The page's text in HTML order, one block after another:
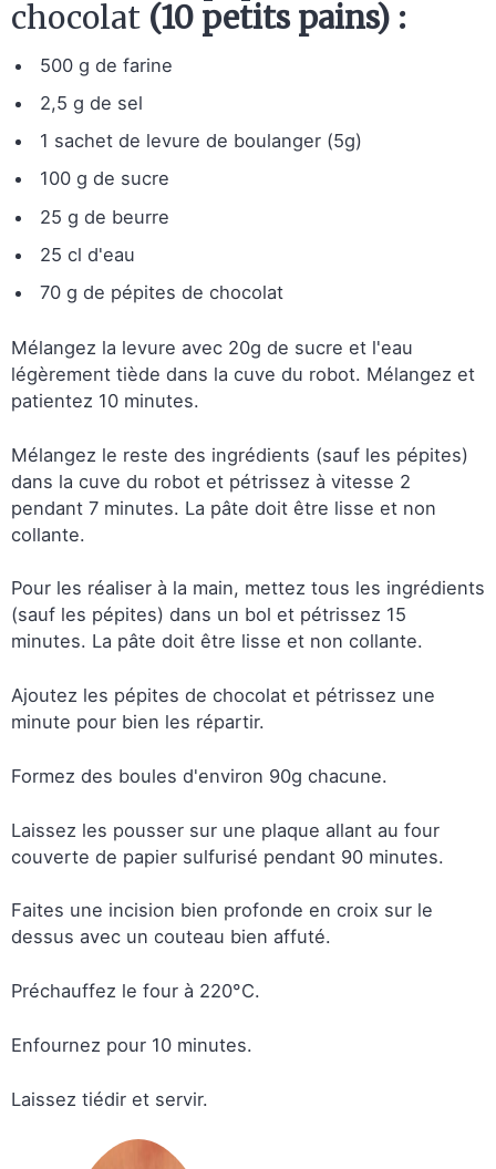
chocolat (10 petits pains) :
500 g de farine
2,5 g de sel
1 sachet de levure de boulanger (5g)
100 g de sucre
25 g de beurre
25 cl d'eau
70 g de pépites de chocolat
Mélangez la levure avec 20g de sucre et l'eau
légèrement tiède dans la cuve du robot. Mélangez et
patientez 10 minutes.
Mélangez le reste des ingrédients (sauf les pépites)
dans la cuve du robot et pétrissez à vitesse 2
pendant 7 minutes. La pâte doit être lisse et non
collante.
Pour les réaliser à la main, mettez tous les ingrédients
(sauf les pépites) dans un bol et pétrissez 15
minutes. La pâte doit être lisse et non collante.
Ajoutez les pépites de chocolat et pétrissez une
minute pour bien les répartir.
Formez des boules d'environ 90g chacune.
Laissez les pousser sur une plaque allant au four
couverte de papier sulfurisé pendant 90 minutes.
Faites une incision bien profonde en croix sur le
dessus avec un couteau bien affuté.
Préchauffez le four à 220°C.
Enfournez pour 10 minutes.
Laissez tiédir et servir.